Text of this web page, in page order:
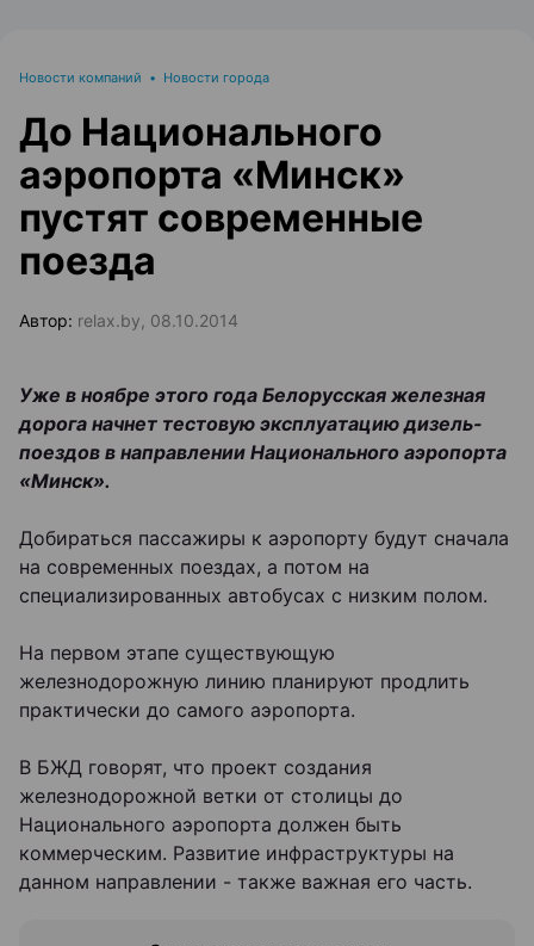
Новости компаний • Новости города
До Национального
аэропорта «Минск»
пустят современные
поезда
Автор: relax.by, 08.10.2014
Уже в ноябре этого года Белорусская железная
дорога начнет тестовую эксплуатацию дизель-
поездов в направлении Национального аэропорта
«Минск».
Добираться пассажиры к аэропорту будут сначала
на современных поездах, а потом на
специализированных автобусах с низким полом.
На первом этапе существующую
железнодорожную линию планируют продлить
практически до самого аэропорта.
В БЖД говорят, что проект создания
железнодорожной ветки от столицы до
Национального аэропорта должен быть
коммерческим. Развитие инфраструктуры на
данном направлении - также важная его часть.